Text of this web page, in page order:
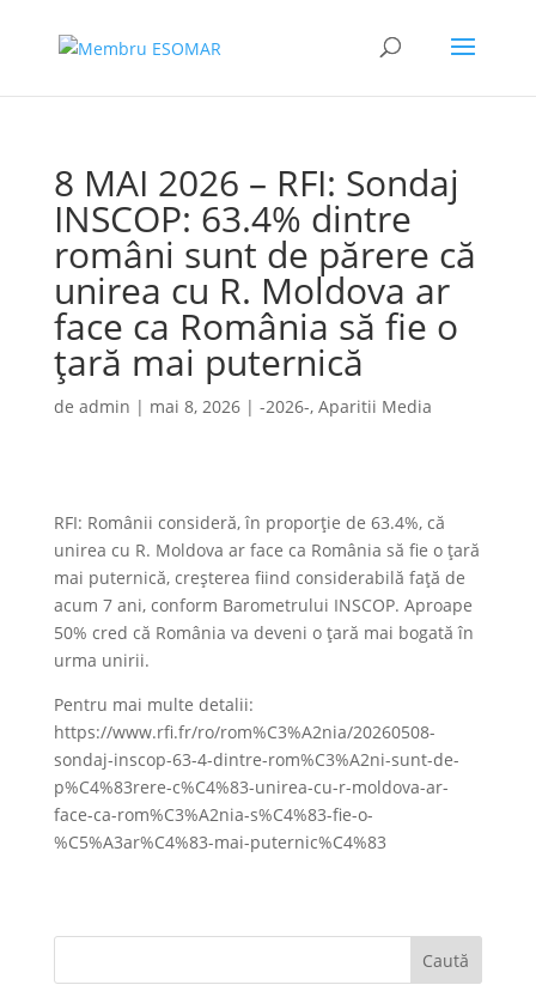
8 MAI 2026 – RFI: Sondaj
INSCOP: 63.4% dintre
români sunt de părere că
unirea cu R. Moldova ar
face ca România să fie o
ţară mai puternică
de admin | mai 8, 2026| -2026-, Aparitii Media
RFI: Românii consideră, în proporţie de 63.4%, că
unirea cu R. Moldova ar face ca România să fie o ţară
mai puternică, creşterea fiind considerabilă faţă de
acum 7 ani, conform Barometrului INSCOP. Aproape
50% cred că România va deveni o ţară mai bogată în
urma unirii.
Pentru mai multe detalii:
https://www.rfi.fr/ro/rom%C3%A2nia/20260508-
sondaj-inscop-63-4-dintre-rom%C3%A2ni-sunt-de-
p%C4%83rere-c%C4%83-unirea-cu-r-moldova-ar-
face-ca-rom%C3%A2nia-s%C4%83-fie-o-
%C5%A3ar%C4%83-mai-puternic%C4%83
Caută